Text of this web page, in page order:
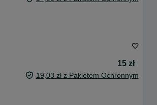
15 zł
19,03 zł z Pakietem Ochronnym